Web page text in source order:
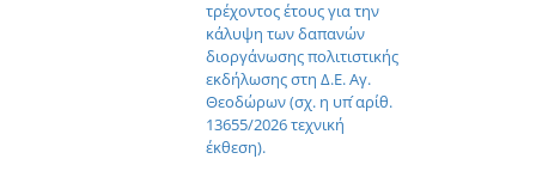
τρέχοντος έτους για την
κάλυψη των δαπανών
διοργάνωσης πολιτιστικής
εκδήλωσης στη Δ.Ε. Αγ.
Θεοδώρων (σχ. η υπ ́αρίθ.
13655/2026 τεχνική
έκθεση).